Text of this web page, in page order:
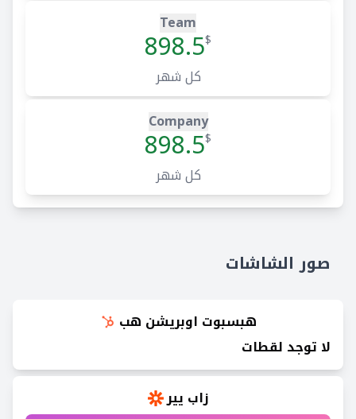
Team
$
898.5
كل شهر
Company
$
898.5
كل شهر
صور الشاشات
هبسبوت اوبريشن هب
لا توجد لقطات
زاب يير